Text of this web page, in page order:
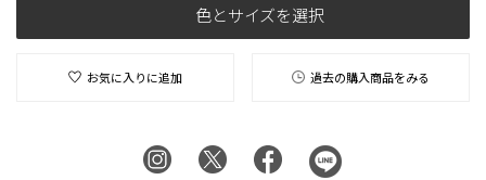
色とサイズを選択
お気に入りに追加 過去の購入商品をみる